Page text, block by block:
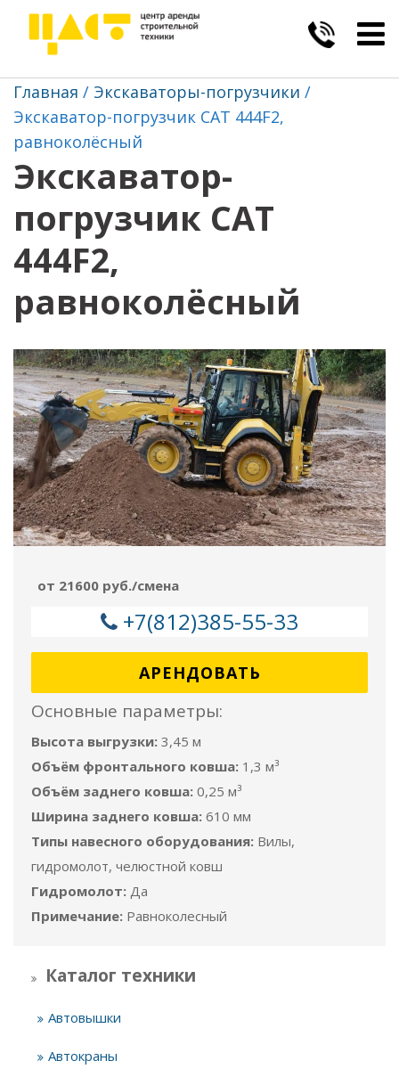
Главная
Экскаваторы-погрузчики
Экскаватор-погрузчик САТ 444F2,
равноколёсный
Экскаватор-
погрузчик САТ
444F2,
равноколёсный
от 21600 руб./смена
+7(812)385-55-33
АРЕНДОВАТЬ
Основные параметры:
Высота выгрузки: 3,45 м
Объём фронтального ковша: 1,3 м³
Объём заднего ковша: 0,25 м³
Ширина заднего ковша: 610 мм
Типы навесного оборудования: Вилы,
гидромолот, челюстной ковш
Гидромолот: Да
Примечание: Равноколесный
Каталог техники
Автовышки
Автокраны